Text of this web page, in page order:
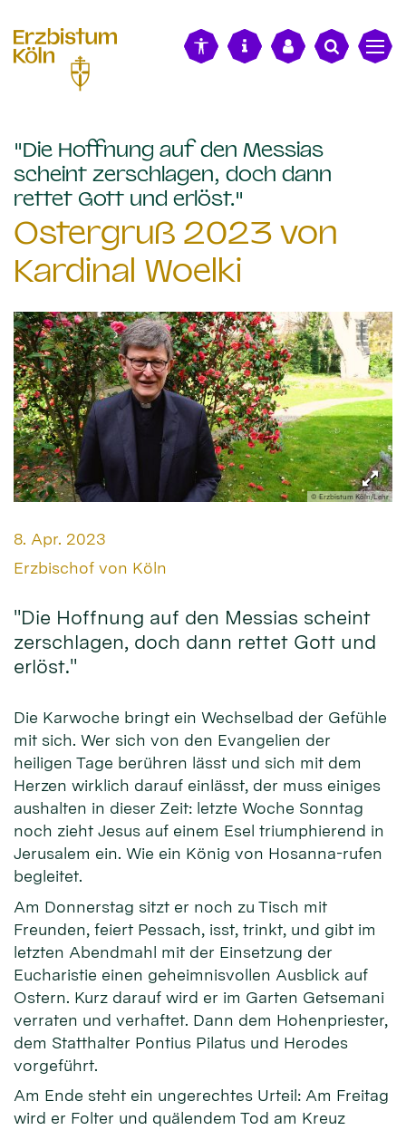
"Die Hoffnung auf den Messias
scheint zerschlagen, doch dann
rettet Gott und erlöst."
Ostergruß 2023 von
Kardinal Woelki
© Erzbistum Köln/Lehr
Datum:
8. Apr. 2023
Von:
Erzbischof von Köln
"Die Hoffnung auf den Messias scheint
zerschlagen, doch dann rettet Gott und
erlöst."
Die Karwoche bringt ein Wechselbad der Gefühle
mit sich. Wer sich von den Evangelien der
heiligen Tage berühren lässt und sich mit dem
Herzen wirklich darauf einlässt, der muss einiges
aushalten in dieser Zeit: letzte Woche Sonntag
noch zieht Jesus auf einem Esel triumphierend in
Jerusalem ein. Wie ein König von Hosanna-rufen
begleitet.
Am Donnerstag sitzt er noch zu Tisch mit
Freunden, feiert Pessach, isst, trinkt, und gibt im
letzten Abendmahl mit der Einsetzung der
Eucharistie einen geheimnisvollen Ausblick auf
Ostern. Kurz darauf wird er im Garten Getsemani
verraten und verhaftet. Dann dem Hohenpriester,
dem Statthalter Pontius Pilatus und Herodes
vorgeführt.
Am Ende steht ein ungerechtes Urteil: Am Freitag
wird er Folter und quälendem Tod am Kreuz